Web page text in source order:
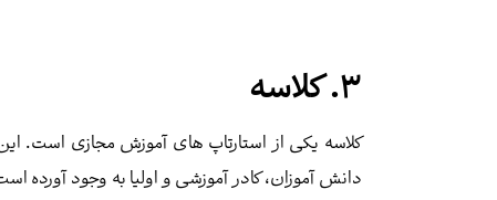
3. کلاسه
کلاسه یکی از استارتاپ های آموزش مجازی است.
دانش آموزان، کادر آموزشی و اولیا به وجود آورده